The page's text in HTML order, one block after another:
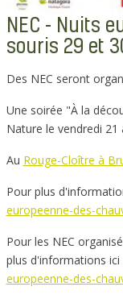
NEC - Nuits
souris 29 et
Des NEC seront
Une soirée "À la
Nature le vendredi 21
Au Rouge-Cloître à
Pour plus
europeenne-des-
Pour les NEC
plus d'informations ici
europeenne-des-